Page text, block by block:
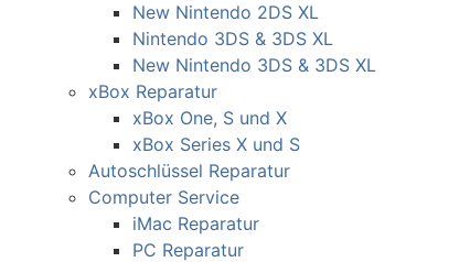
New Nintendo 2DS XL
Nintendo 3DS & 3DS XL
New Nintendo 3DS & 3DS XL
xBox Reparatur
xBox One, S und X
xBox Series X und S
Autoschlüssel Reparatur
Computer Service
iMac Reparatur
PC Reparatur